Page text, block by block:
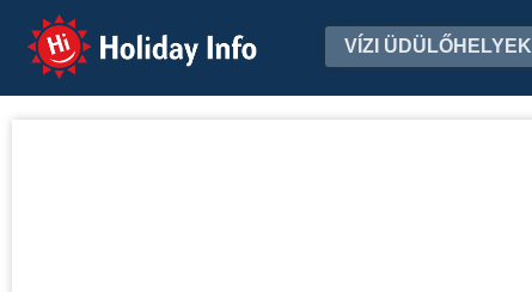
Holiday Info VÍZI ÜDÜLŐHELYEK